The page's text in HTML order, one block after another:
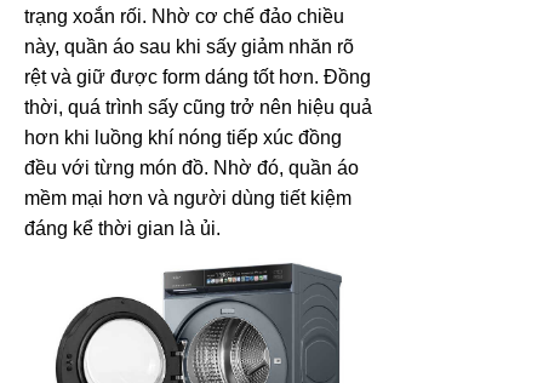
trạng xoắn rối. Nhờ cơ chế đảo chiều
này, quần áo sau khi sấy giảm nhăn rõ
rệt và giữ được form dáng tốt hơn. Đồng
thời, quá trình sấy cũng trở nên hiệu quả
hơn khi luồng khí nóng tiếp xúc đồng
đều với từng món đồ. Nhờ đó, quần áo
mềm mại hơn và người dùng tiết kiệm
đáng kể thời gian là ủi.